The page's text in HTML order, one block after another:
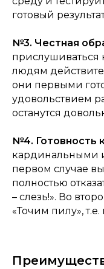
готовый
№3. Честная
прислушиваться
людям
они первыми
удовольствием
останутся
№4. Готовность
кардинальными
первом случае
полностью
– слезь!». Во
«Точим пилу»,